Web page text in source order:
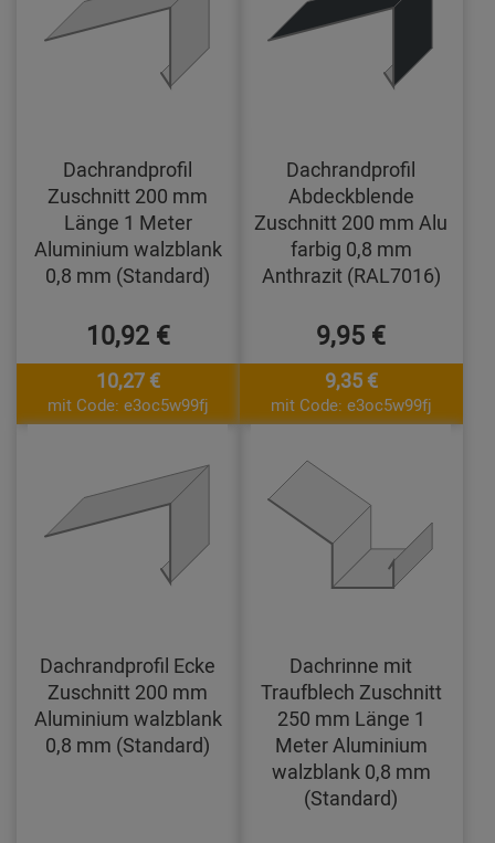
Dachrandprofil
Zuschnitt 200 mm
Länge 1 Meter
Aluminium walzblank
0,8 mm (Standard)
10,92 €
10,27 €
mit Code: e3oc5w99fj
Dachrandprofil
Abdeckblende
Zuschnitt 200 mm Alu
farbig 0,8 mm
Anthrazit (RAL7016)
9,95 €
9,35 €
mit Code: e3oc5w99fj
Dachrandprofil Ecke
Zuschnitt 200 mm
Aluminium walzblank
0,8 mm (Standard)
Dachrinne mit
Traufblech Zuschnitt
250 mm Länge 1
Meter Aluminium
walzblank 0,8 mm
(Standard)